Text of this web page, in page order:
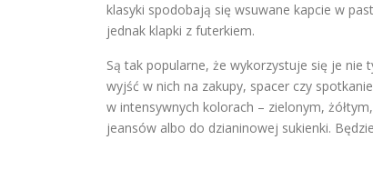
klasyki spodobają się wsuwane kapcie w
jednak klapki z futerkiem.
Są tak popularne, że wykorzystuje się je
wyjść w nich na zakupy, spacer czy
w intensywnych kolorach – zielonym,
jeansów albo do dzianinowej sukienki.